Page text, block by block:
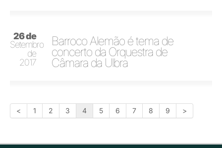
26 de
Setembro
de
2017
Barroco Alemão é tema de
concerto da Orquestra de
Câmara da Ulbra
< 1 2 3 4 5 6 7 8 9 >